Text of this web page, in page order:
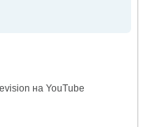
на YouTube